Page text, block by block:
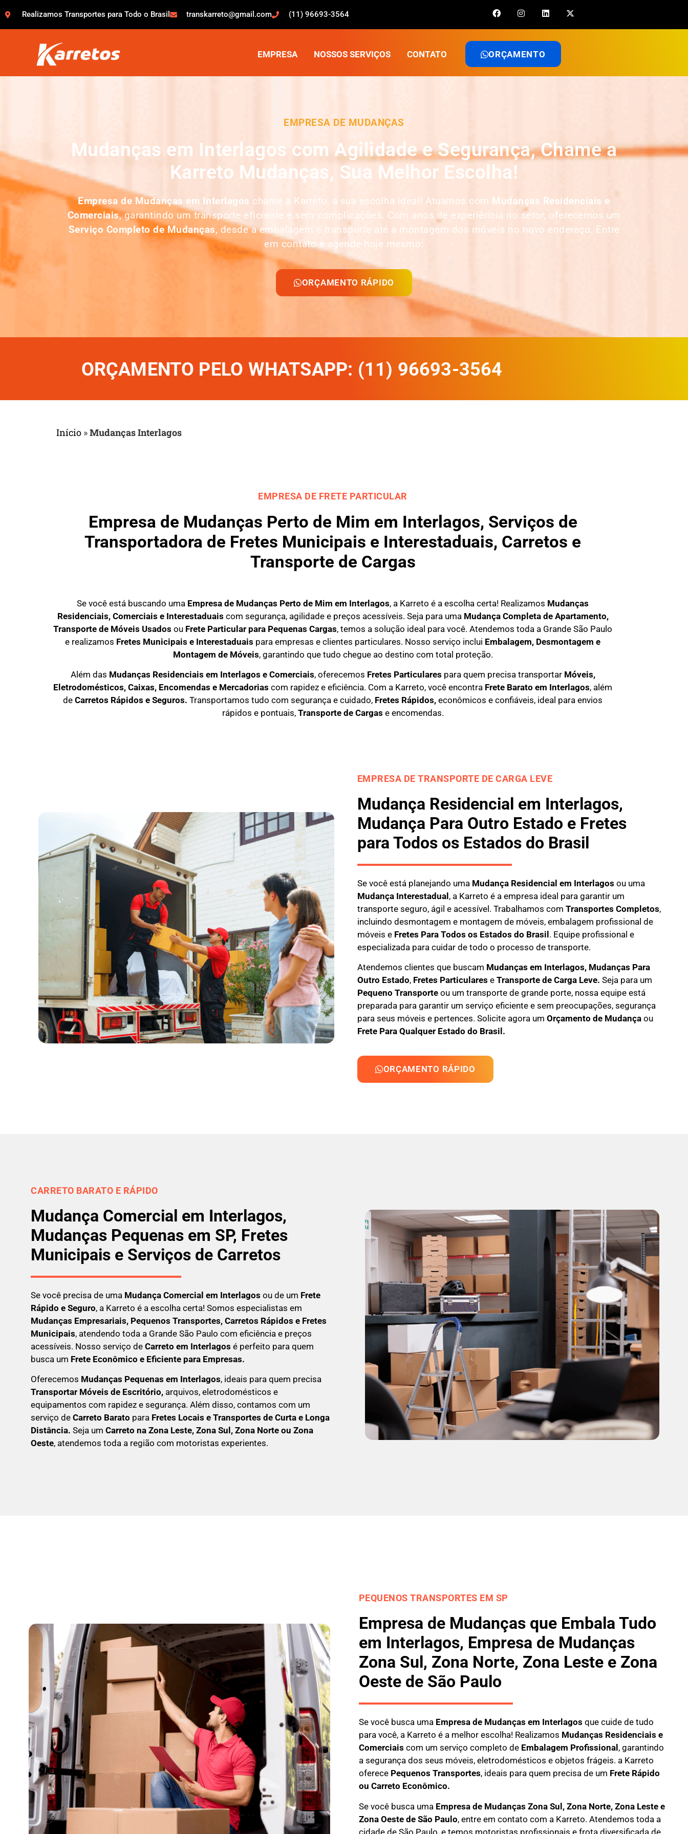
Realizamos Transportes para Todo o Brasil transkarreto@gmail.com (11) 96693-3564
EMPRESA NOSSOS SERVIÇOS CONTATO ORÇAMENTO
EMPRESA DE MUDANÇAS
Mudanças em Interlagos com Agilidade e Segurança, Chame a
Karreto Mudanças, Sua Melhor Escolha!
Empresa de Mudanças em Interlagos chame a Karreto, a sua escolha ideal! Atuamos com Mudanças Residenciais e
Comerciais, garantindo um transporte eficiente e sem complicações. Com anos de experiência no setor, oferecemos um
Serviço Completo de Mudanças, desde a embalagem e transporte até a montagem dos móveis no novo endereço. Entre
em contato e agende hoje mesmo:
ORÇAMENTO RÁPIDO
ORÇAMENTO PELO WHATSAPP: (11) 96693-3564
Início »Mudanças Interlagos
EMPRESA DE FRETE PARTICULAR
Empresa de Mudanças Perto de Mim em Interlagos, Serviços de
Transportadora de Fretes Municipais e Interestaduais, Carretos e
Transporte de Cargas
Se você está buscando uma Empresa de Mudanças Perto de Mim em Interlagos, a Karreto é a escolha certa! Realizamos Mudanças
Residenciais, Comerciais e Interestaduais com segurança, agilidade e preços acessíveis. Seja para uma Mudança Completa de Apartamento,
Transporte de Móveis Usados ou Frete Particular para Pequenas Cargas, temos a solução ideal para você. Atendemos toda a Grande São Paulo
e realizamos Fretes Municipais e Interestaduais para empresas e clientes particulares. Nosso serviço inclui Embalagem, Desmontagem e
Montagem de Móveis, garantindo que tudo chegue ao destino com total proteção.
Além das Mudanças Residenciais em Interlagos e Comerciais, oferecemos Fretes Particulares para quem precisa transportar Móveis,
Eletrodomésticos, Caixas, Encomendas e Mercadorias com rapidez e eficiência. Com a Karreto, você encontra Frete Barato em Interlagos, além
de Carretos Rápidos e Seguros. Transportamos tudo com segurança e cuidado, Fretes Rápidos, econômicos e confiáveis, ideal para envios
rápidos e pontuais, Transporte de Cargas e encomendas.
EMPRESA DE TRANSPORTE DE CARGA LEVE
Mudança Residencial em Interlagos,
Mudança Para Outro Estado e Fretes
para Todos os Estados do Brasil
Se você está planejando uma Mudança Residencial em Interlagos ou uma
Mudança Interestadual, a Karreto é a empresa ideal para garantir um
transporte seguro, ágil e acessível. Trabalhamos com Transportes Completos,
incluindo desmontagem e montagem de móveis, embalagem profissional de
móveis e Fretes Para Todos os Estados do Brasil. Equipe profissional e
especializada para cuidar de todo o processo de transporte.
Atendemos clientes que buscam Mudanças em Interlagos, Mudanças Para
Outro Estado,Fretes Particulares e Transportede Carga Leve. Seja para um
Pequeno Transporteou um transporte de grande porte, nossa equipe está
preparada para garantir um serviço eficiente e sem preocupações, segurança
para seus móveis e pertences. Solicite agora um Orçamento de Mudançaou
Frete Para Qualquer Estado do Brasil.
ORÇAMENTO RÁPIDO
CARRETO BARATO E RÁPIDO
Mudança Comercial em Interlagos,
Mudanças Pequenas em SP, Fretes
Municipais e Serviços de Carretos
Se você precisa de uma Mudança Comercial em Interlagos ou de um Frete
Rápido e Seguro, a Karreto é a escolha certa! Somos especialistas em
Mudanças Empresariais, Pequenos Transportes, Carretos Rápidos e Fretes
Municipais, atendendo toda a Grande São Paulo com eficiência e preços
acessíveis. Nosso serviço de Carreto em Interlagos é perfeito para quem
busca um Frete Econômico e Eficiente para Empresas.
Oferecemos Mudanças Pequenas em Interlagos, ideais para quem precisa
Transportar Móveis de Escritório, arquivos, eletrodomésticos e
equipamentos com rapidez e segurança. Além disso, contamos com um
serviço de Carreto Barato para Fretes Locais e Transportes de Curta e Longa
Distância. Seja um Carreto na Zona Leste, Zona Sul, Zona Norte ou Zona
Oeste, atendemos toda a região com motoristas experientes.
PEQUENOS TRANSPORTES EM SP
Empresa de Mudanças que Embala Tudo
em Interlagos, Empresa de Mudanças
Zona Sul, Zona Norte, Zona Leste e Zona
Oeste de São Paulo
Se você busca umaEmpresa de Mudanças em Interlagos que cuide de tudo
para você, a Karreto é a melhor escolha! Realizamos Mudanças Residenciais e
Comerciais com um serviço completo de Embalagem Profissional , garantindo
a segurança dos seus móveis, eletrodomésticos e objetos frágeis. a Karreto
oferece Pequenos Transportes, ideais para quem precisa de um Frete Rápido
ou Carreto Econômico.
Se você busca uma Empresa de Mudanças Zona Sul, Zona Norte, Zona Leste e
Zona Oeste de São Paulo, entre em contato com a Karreto. Atendemos toda a
cidade de São Paulo, e temos motoristas profissionais e frota diversificada de